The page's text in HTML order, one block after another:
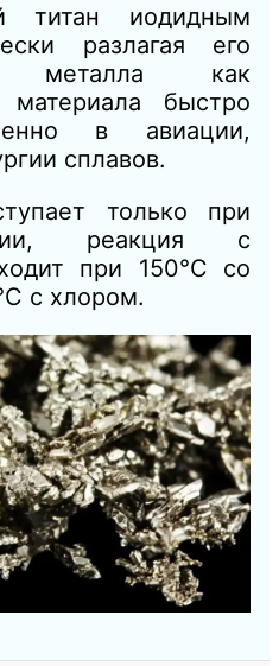
титан иодидным
разлагая его
металла как
материала быстро
в авиации,
сплавов.
только при
реакция с
при 150°С со
с хлором.